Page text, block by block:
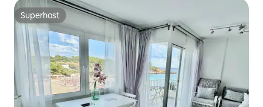
Superhost
Superhost